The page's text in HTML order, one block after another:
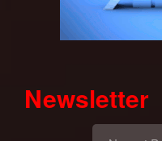
Newsletter